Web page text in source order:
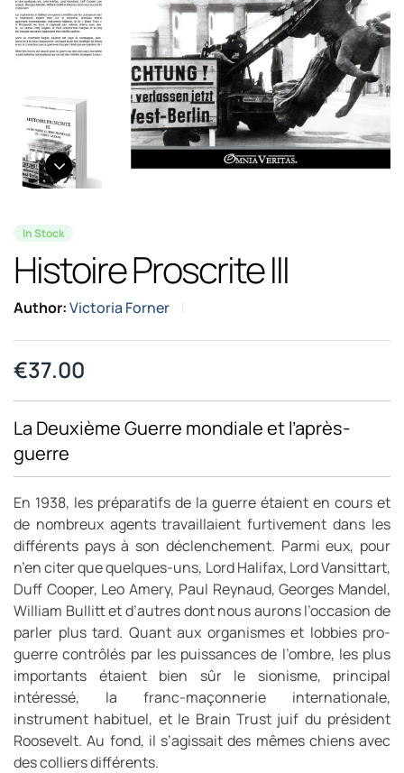
In Stock
Histoire Proscrite III
Author:Victoria Forner
€37.00
La Deuxième Guerre mondiale et l’après-
guerre
En 1938, les préparatifs de la guerre étaient en cours et
de nombreux agents travaillaient furtivement dans les
différents pays à son déclenchement. Parmi eux, pour
n’en citer que quelques-uns, Lord Halifax, Lord Vansittart,
Duff Cooper, Leo Amery, Paul Reynaud, Georges Mandel,
William Bullitt et d’autres dont nous aurons l’occasion de
parler plus tard. Quant aux organismes et lobbies pro-
guerre contrôlés par les puissances de l’ombre, les plus
importants étaient bien sûr le sionisme, principal
intéressé, la franc-maçonnerie internationale,
instrument habituel, et le Brain Trust juif du président
Roosevelt. Au fond, il s’agissait des mêmes chiens avec
des colliers différents.